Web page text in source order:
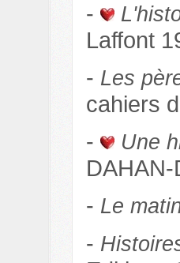
-
Laffont
- Les
cahiers
-
Une
- Le
-